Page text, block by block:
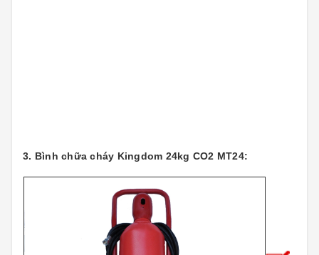
3. Bình chữa cháy Kingdom 24kg CO2 MT24: